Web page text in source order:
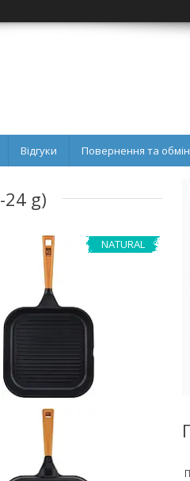
Відгуки Повернення та обмін
g)
NATURAL